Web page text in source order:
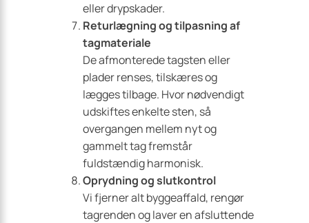
eller drypskader.
Returlægning og tilpasning af
tagmateriale
De afmonterede tagsten eller
plader renses, tilskæres og
lægges tilbage. Hvor nødvendigt
udskiftes enkelte sten, så
overgangen mellem nyt og
gammelt tag fremstår
fuldstændig harmonisk.
Oprydning og slutkontrol
Vi fjerner alt byggeaffald, rengør
tagrenden og laver en afsluttende